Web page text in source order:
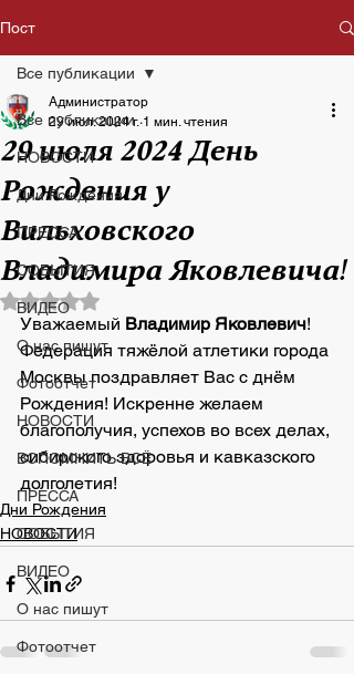
Пост
Все публикации
НОВОСТИ
Дни Рождения
ПРЕССА
СОБЫТИЯ
ВИДЕО
О нас пишут
Фотоотчет
НОВОСТИ
ВСПОМНИТЬ ВСЁ
ПРЕССА
СОБЫТИЯ
ВИДЕО
О нас пишут
Фотоотчет
Все публикации
29 июля 2024 День
Рождения у
Вильховского
Владимира Яковлевича!
Администратор
29 июл. 2024 г. 1 мин. чтения
Оценка: не число из 5 звезд.
Уважаемый Владимир Яковлевич!
Федерация тяжёлой атлетики города
Москвы поздравляет Вас с днём
Рождения! Искренне желаем
благополучия, успехов во всех делах,
сибирского здоровья и кавказского
долголетия!
Дни Рождения
НОВОСТИ